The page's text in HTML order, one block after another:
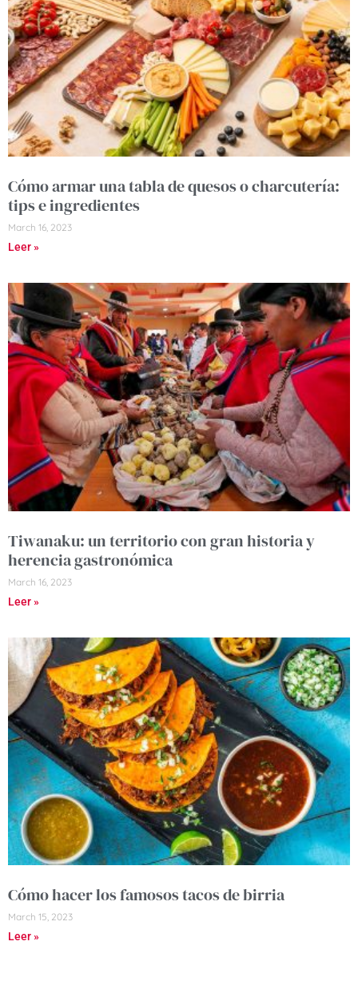
Cómo armar una tabla de quesos o charcutería:
tips e ingredientes
March 16, 2023
Leer »
Tiwanaku: un territorio con gran historia y
herencia gastronómica
March 16, 2023
Leer »
Cómo hacer los famosos tacos de birria
March 15, 2023
Leer »